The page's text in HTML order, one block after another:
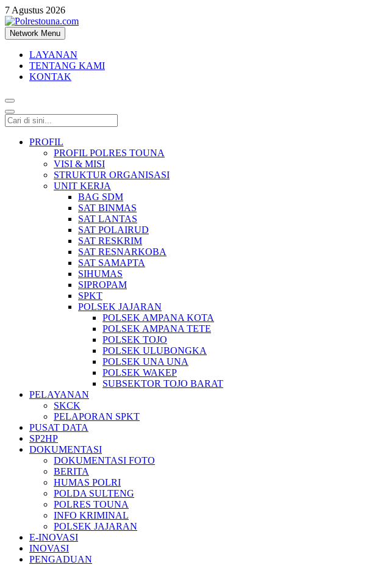
7 Agustus 2026
Polrestouna.com
Informasi Layanan Publik
Network Menu
LAYANAN
TENTANG KAMI
KONTAK
PROFIL
PROFIL POLRES TOUNA
VISI & MISI
STRUKTUR ORGANISASI
UNIT KERJA
BAG SDM
SAT BINMAS
SAT LANTAS
SAT POLAIRUD
SAT RESKRIM
SAT RESNARKOBA
SAT SAMAPTA
SIHUMAS
SIPROPAM
SPKT
POLSEK JAJARAN
POLSEK AMPANA KOTA
POLSEK AMPANA TETE
POLSEK TOJO
POLSEK ULUBONGKA
POLSEK UNA UNA
POLSEK WAKEP
SUBSEKTOR TOJO BARAT
PELAYANAN
SKCK
PELAPORAN SPKT
PUSAT DATA
SP2HP
DOKUMENTASI
DOKUMENTASI FOTO
BERITA
HUMAS POLRI
POLDA SULTENG
POLRES TOUNA
INFO KRIMINAL
POLSEK JAJARAN
E-INOVASI
INOVASI
PENGADUAN